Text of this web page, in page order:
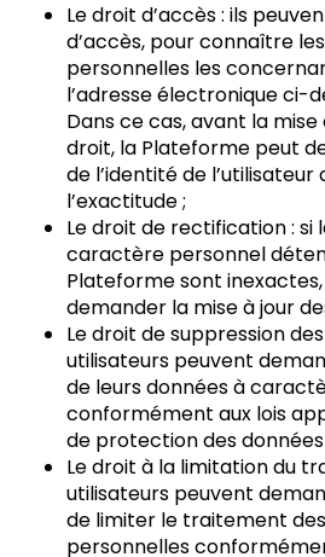
Le droit d’accès : ils
d’accès, pour connaître
personnelles les
l’adresse électronique ci-
Dans ce cas, avant la
droit, la Plateforme peut
de l’identité de l’utilisateur
l’exactitude ;
Le droit de rectification : si
caractère personnel
Plateforme sont
demander la mise à jour
Le droit de suppression
utilisateurs peuvent
de leurs données à
conformément aux lois
de protection des données
Le droit à la limitation du
utilisateurs peuvent
de limiter le traitement
personnelles